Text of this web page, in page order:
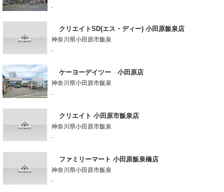
-
クリエイトSD(エス・ディー) 小田原飯泉店
神奈川県小田原市飯泉
-
ケーヨーデイツー 小田原店
神奈川県小田原市飯泉
-
クリエイト 小田原市飯泉店
神奈川県小田原市飯泉
-
ファミリーマート 小田原飯泉橋店
神奈川県小田原市飯泉
-